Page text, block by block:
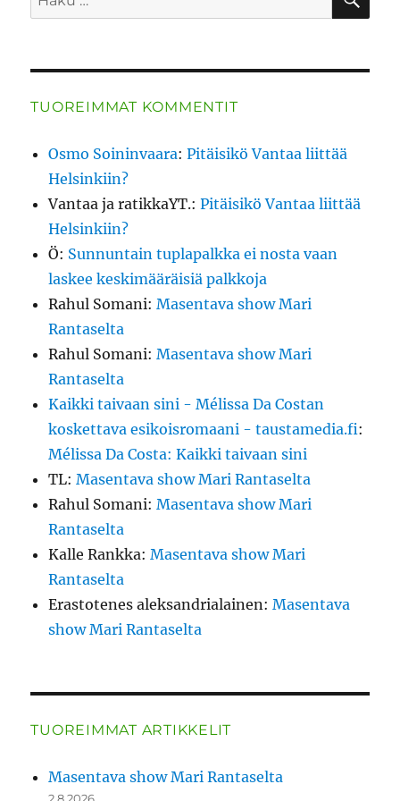
TUOREIMMAT KOMMENTIT
Osmo Soininvaara:Pitäisikö Vantaa liittää
Helsinkiin?
Vantaa ja ratikkaYT.:Pitäisikö Vantaa liittää
Helsinkiin?
Ö: Sunnuntain tuplapalkka ei nosta vaan
laskee keskimääräisiä palkkoja
Rahul Somani:Masentava show Mari
Rantaselta
Rahul Somani:Masentava show Mari
Rantaselta
Kaikki taivaan sini - Mélissa Da Costan
koskettava esikoisromaani - taustamedia.fi:
Mélissa Da Costa: Kaikki taivaan sini
TL:Masentava show Mari Rantaselta
Rahul Somani:Masentava show Mari
Rantaselta
Kalle Rankka:Masentava show Mari
Rantaselta
Erastotenes aleksandrialainen:Masentava
show Mari Rantaselta
TUOREIMMAT ARTIKKELIT
Masentava show Mari Rantaselta